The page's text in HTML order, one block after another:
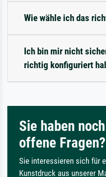
Wie wähle ich das
Ich bin mir nicht
richtig konfiguriert
Sie haben noch
offene Fragen?
Sie interessieren sich für
Kunstdruck aus unserer